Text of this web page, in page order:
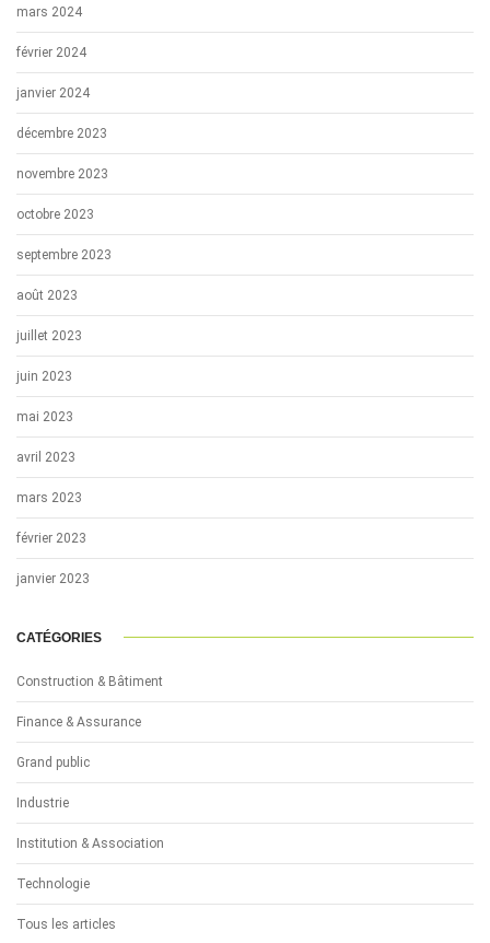
mars 2024
février 2024
janvier 2024
décembre 2023
novembre 2023
octobre 2023
septembre 2023
août 2023
juillet 2023
juin 2023
mai 2023
avril 2023
mars 2023
février 2023
janvier 2023
CATÉGORIES
Construction & Bâtiment
Finance & Assurance
Grand public
Industrie
Institution & Association
Technologie
Tous les articles